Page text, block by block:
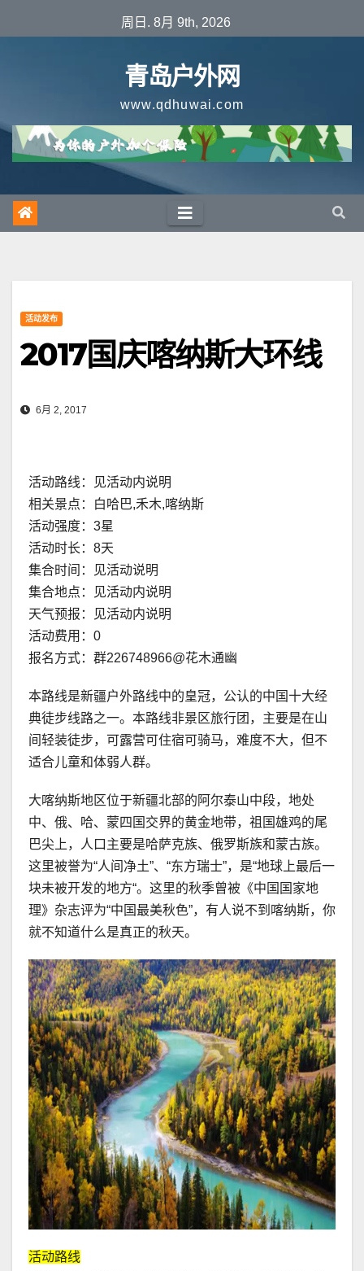
至
周日. 8月 9th, 2026
青岛户外网
www.qdhuwai.com
活动发布
2017国庆喀纳斯大环线
6月 2, 2017
活动路线：见活动内说明
相关景点：白哈巴,禾木,喀纳斯
活动强度：3星
活动时长：8天
集合时间：见活动说明
集合地点：见活动内说明
天气预报：见活动内说明
活动费用：0
报名方式：群226748966@花木通幽
本路线是新疆户外路线中的皇冠，公认的中国十大经
典徒步线路之一。本路线非景区旅行团，主要是在山
间轻装徒步，可露营可住宿可骑马，难度不大，但不
适合儿童和体弱人群。
大喀纳斯地区位于新疆北部的阿尔泰山中段，地处
中、俄、哈、蒙四国交界的黄金地带，祖国雄鸡的尾
巴尖上，人口主要是哈萨克族、俄罗斯族和蒙古族。
这里被誉为“人间净土”、“东方瑞士”，是“地球上最后一
块未被开发的地方“。这里的秋季曾被《中国国家地
理》杂志评为“中国最美秋色”，有人说不到喀纳斯，你
就不知道什么是真正的秋天。
活动路线